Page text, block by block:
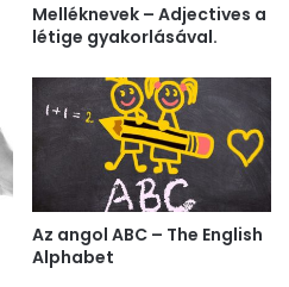
Melléknevek – Adjectives a
létige gyakorlásával.
Az angol ABC – The English
Alphabet